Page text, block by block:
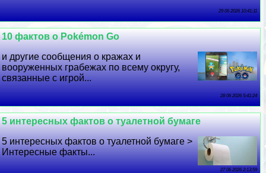
29 06 2026 10:41:11
10 фактов о Pokémon Go
и другие сообщения о кражах и
вооруженных грабежах по всему округу,
связанные с игрой...
28 06 2026 5:41:24
5 интересных фактов о туалетной бумаге
5 интересных фактов о туалетной бумаге >
Интересные факты...
27 06 2026 2:13:59